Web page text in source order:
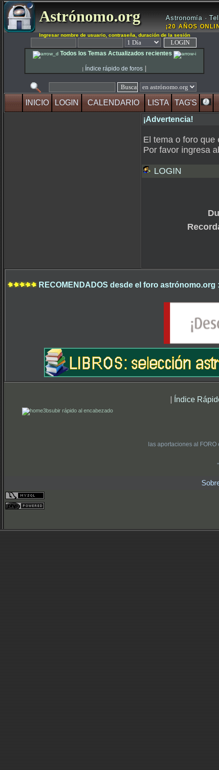
Astrónomo.org Astronomía ·
¡20 AÑOS
Ingresar nombre de usuario, contraseña, duración de la sesión
Todos los Temas Actualizados recientes
| Índice rápido de foros |
INICIO LOGIN CALENDARIO LISTA
TAG'S
¡Advertencia!
El tema o foro que
Por favor ingresa
LOGIN
RECOMENDADOS desde el foro astrónomo.org
| Índice
subir rápido al encabezado
las aportaciones al